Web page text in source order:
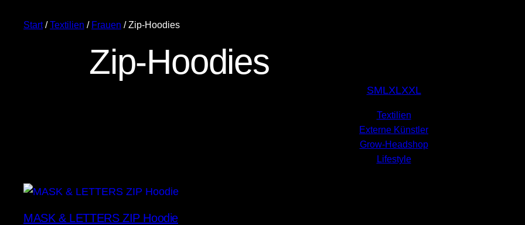
Start/Textilien / Frauen / Zip-Hoodies
Zip-Hoodies
SMLXLXXL
Textilien
Externe Künstler
Grow-Headshop
Lifestyle
MASK & LETTERS ZIP Hoodie